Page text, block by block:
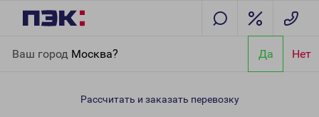
Ваш город Москва? Да Нет
Станицы в Моршанск
Рассчитать и заказать перевозку